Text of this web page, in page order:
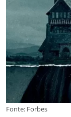
Fonte: Forbes